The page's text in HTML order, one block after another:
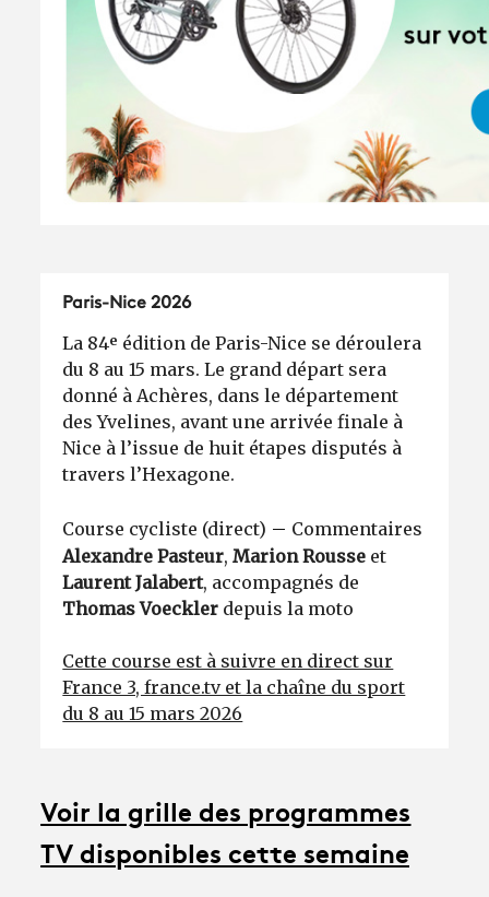
Paris-Nice 2026
La 84ᵉ édition de Paris-Nice se déroulera
du 8 au 15 mars. Le grand départ sera
donné à Achères, dans le département
des Yvelines, avant une arrivée finale à
Nice à l’issue de huit étapes disputés à
travers l’Hexagone.
Course cycliste (direct) – Commentaires
Alexandre Pasteur,Marion Rousse et
Laurent Jalabert, accompagnés de
Thomas Voeckler depuis la moto
Cette course est à suivre en direct sur
France 3, france.tv et la chaîne du sport
du 8 au 15 mars 2026
Voir la grille des programmes
TV disponibles cette semaine